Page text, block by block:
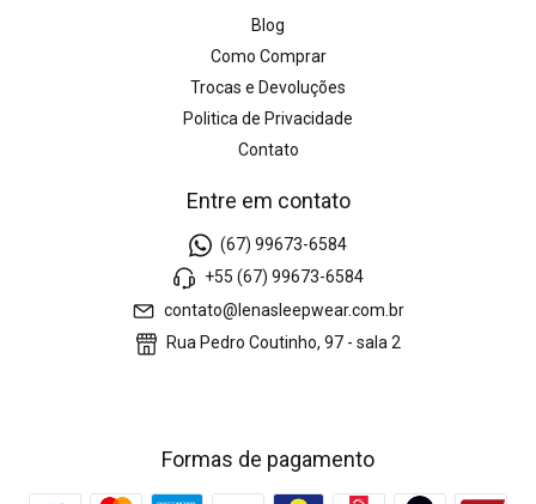
Blog
Como Comprar
Trocas e Devoluções
Politica de Privacidade
Contato
Entre em contato
(67) 99673-6584
+55 (67) 99673-6584
contato@lenasleepwear.com.br
Rua Pedro Coutinho, 97 - sala 2
Formas de pagamento